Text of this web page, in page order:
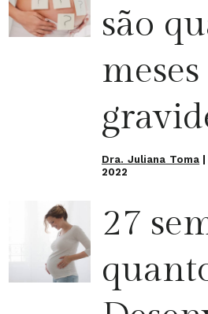
são
Dra. Juliana Toma
2022
27